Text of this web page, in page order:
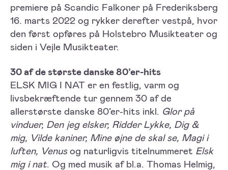
premiere på Scandic Falkoner på Frederiksberg
16. marts 2022 og rykker derefter vestpå, hvor
den først opføres på Holstebro Musikteater og
siden i Vejle Musikteater.
30 af de største danske 80’er-hits
ELSK MIG I NAT er en festlig, varm og
livsbekræftende tur gennem 30 af de
allerstørste danske 80’er-hits inkl. Glor på
vinduer, Den jeg elsker, Ridder Lykke, Dig &
mig, Vilde kaniner, Mine øjne de skal se, Magi i
luften, Venusog naturligvis titelnummeret Elsk
mig i nat. Og med musik af bl.a. Thomas Helmig,